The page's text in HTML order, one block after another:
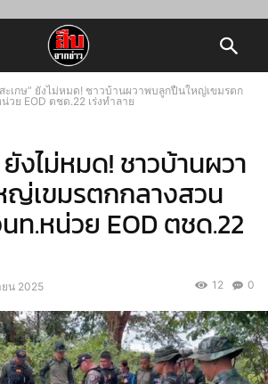
ะเกษ” ยังไม่หมด! ชาวบ้านผวาพบลูกปืนใหญ่เขมรตก
วย EOD ตชด.22 เร่งทำลาย
ยังไม่หมด! ชาวบ้านผวา
เขมรตกกลางสวน
ท.หน่วย EOD ตชด.22
น 2025 0
12